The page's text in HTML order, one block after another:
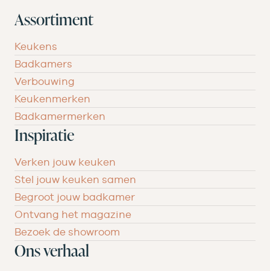
Assortiment
Keukens
Badkamers
Verbouwing
Keukenmerken
Badkamermerken
Inspiratie
Verken jouw keuken
Stel jouw keuken samen
Begroot jouw badkamer
Ontvang het magazine
Bezoek de showroom
Ons verhaal